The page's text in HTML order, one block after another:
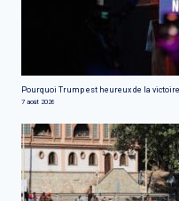
Pourquoi Trump est heureux de la
7 août 2026